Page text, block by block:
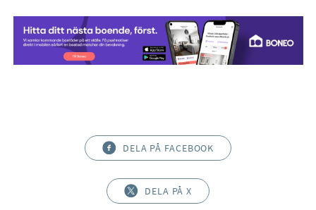
DELA PÅ FACEBOOK
DELA PÅ X